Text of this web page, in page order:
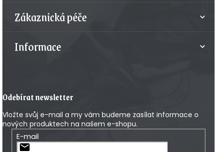
Zákaznická péče
Informace
Odebírat newsletter
Vložte svůj e-mail a my vám budeme zasílat informace o
nových produktech na našem e-shopu.
E-mail